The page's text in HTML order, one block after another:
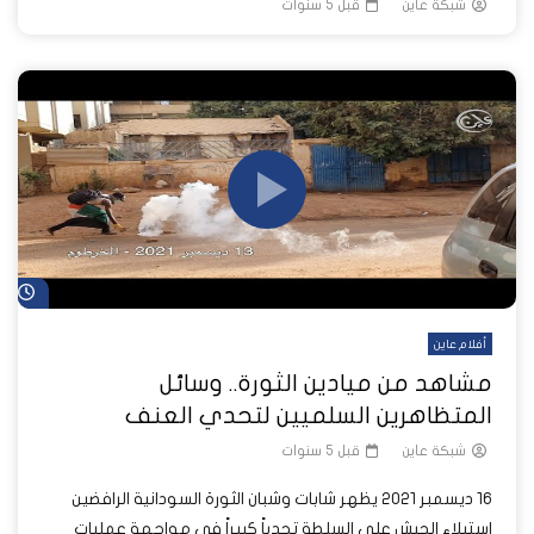
شبكة عاين قبل 5 سنوات
أفلام عاين
مشاهد من ميادين الثورة.. وسائل
المتظاهرين السلميين لتحدي العنف
شبكة عاين قبل 5 سنوات
16 ديسمبر 2021 يظهر شابات وشبان الثورة السودانية الرافضين
استيلاء الجيش على السلطة تحدياً كبيراً في مواجهة عمليات